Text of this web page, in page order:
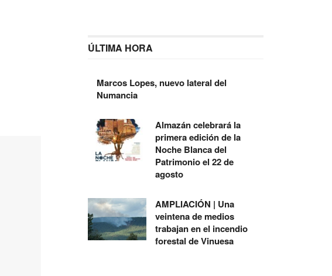
ÚLTIMA HORA
Marcos Lopes, nuevo lateral del
Numancia
Almazán celebrará la
primera edición de la
Noche Blanca del
Patrimonio el 22 de
agosto
AMPLIACIÓN | Una
veintena de medios
trabajan en el incendio
forestal de Vinuesa